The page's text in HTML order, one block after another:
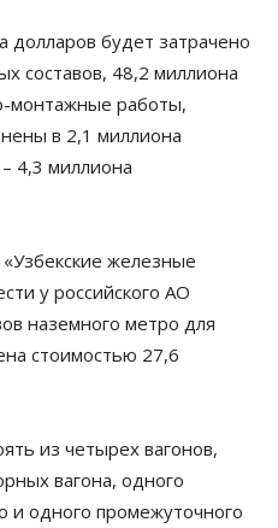
долларов будет затрачено
составов, 48,2 миллиона
монтажные работы,
в 2,1 миллиона
4,3 миллиона
железные
у российского АО
наземного метро для
стоимостью 27,6
из четырех вагонов,
вагона, одного
и одного промежуточного